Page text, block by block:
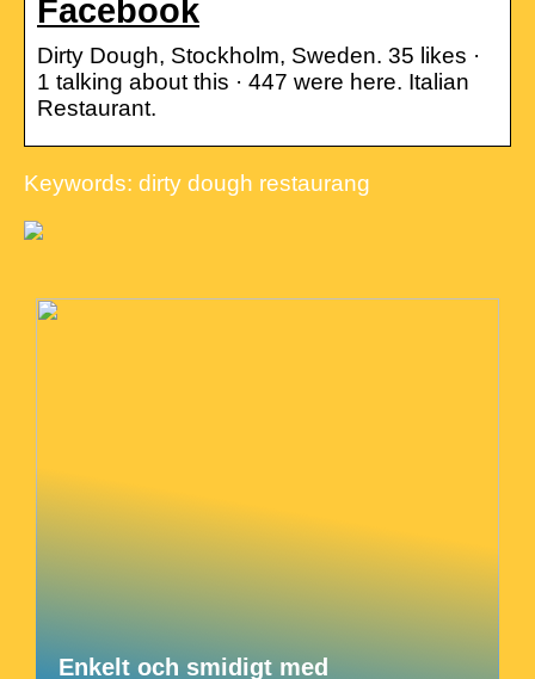
Facebook
Dirty Dough, Stockholm, Sweden. 35 likes ·
1 talking about this · 447 were here. Italian
Restaurant.
Keywords: dirty dough restaurang
Enkelt och smidigt med